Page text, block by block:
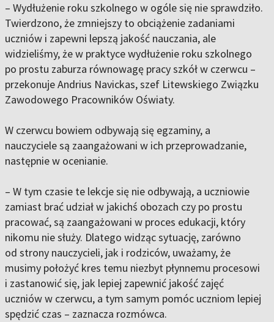
– Wydłużenie roku szkolnego w ogóle się nie sprawdziło.
Twierdzono, że zmniejszy to obciążenie zadaniami
uczniów i zapewni lepszą jakość nauczania, ale
widzieliśmy, że w praktyce wydłużenie roku szkolnego
po prostu zaburza równowagę pracy szkół w czerwcu –
przekonuje Andrius Navickas, szef Litewskiego Związku
Zawodowego Pracowników Oświaty.
W czerwcu bowiem odbywają się egzaminy, a
nauczyciele są zaangażowani w ich przeprowadzanie,
następnie w ocenianie.
– W tym czasie te lekcje się nie odbywają, a uczniowie
zamiast brać udział w jakichś obozach czy po prostu
pracować, są zaangażowani w proces edukacji, który
nikomu nie służy. Dlatego widząc sytuację, zarówno
od strony nauczycieli, jak i rodziców, uważamy, że
musimy położyć kres temu niezbyt płynnemu procesowi
i zastanowić się, jak lepiej zapewnić jakość zajęć
uczniów w czerwcu, a tym samym pomóc uczniom lepiej
spędzić czas – zaznacza rozmówca.